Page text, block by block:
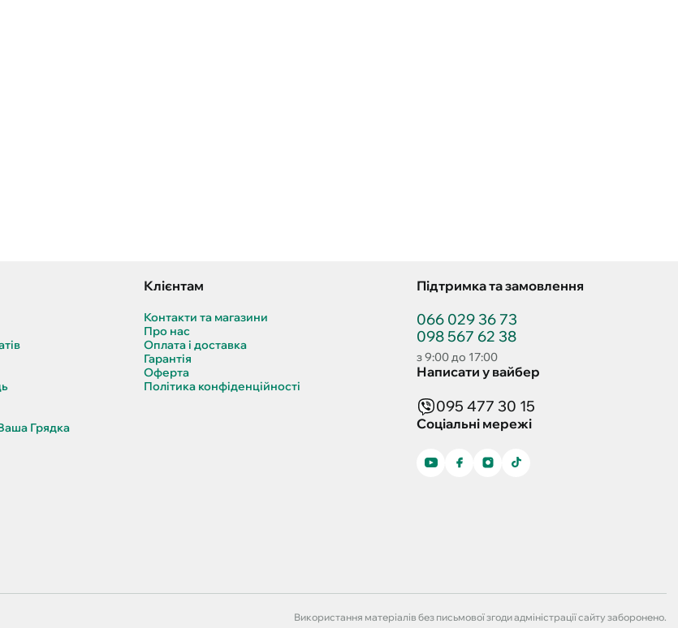
Грядка
Клієнтам
Контакти та магазини
Про нас
Оплата і доставка
Гарантія
Оферта
Політика конфіденційності
Підтримка та замовлення
066 029 36 73
098 567 62 38
з 9:00 до 17:00
Написати у вайбер
095 477 30 15
Соціальні мережі
Використання матеріалів без письмової згоди адміністрації сайту заборонено.